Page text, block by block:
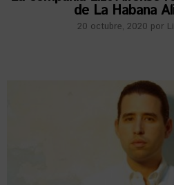
de La Habana
20 octubre, 2020 por